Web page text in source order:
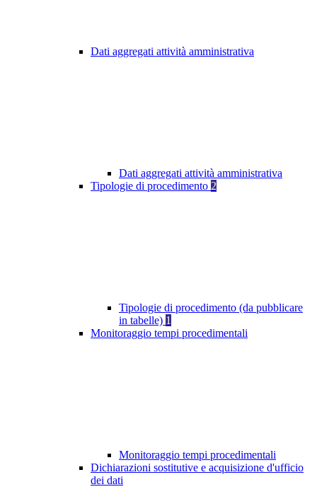
Dati aggregati attività amministrativa
Dati aggregati attività amministrativa
Tipologie di procedimento 2
Tipologie di procedimento (da pubblicare
in tabelle) 1
Monitoraggio tempi procedimentali
Monitoraggio tempi procedimentali
Dichiarazioni sostitutive e acquisizione d'ufficio
dei dati